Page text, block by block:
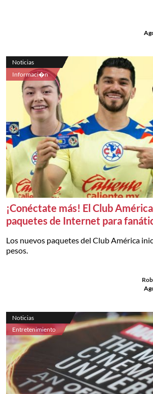
Noticias
Informaci�n
¡Conéctate más! El Club
paquetes de Internet para
Los nuevos paquetes del Club América
pesos.
Noticias
Entretenimiento